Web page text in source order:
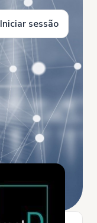
Iniciar sessão